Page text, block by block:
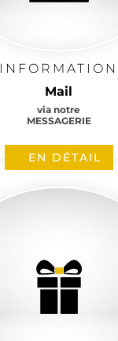
INFORMATION
Mail
via notre
MESSAGERIE
EN DÉTAIL